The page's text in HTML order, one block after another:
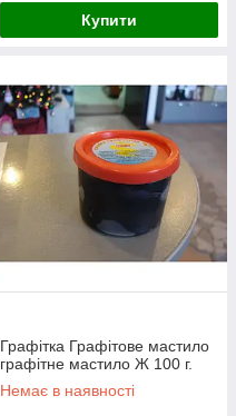
Купити
Графітка Графітове мастило
графітне мастило Ж 100 г.
Немає в наявності